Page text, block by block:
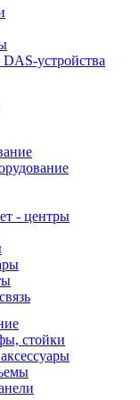
устройства
- центры
стойки